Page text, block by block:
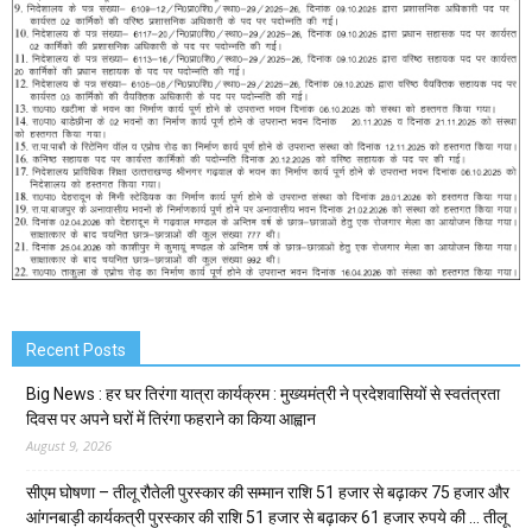
Recent Posts
Big News : हर घर तिरंगा यात्रा कार्यक्रम : मुख्यमंत्री ने प्रदेशवासियों से स्वतंत्रता
दिवस पर अपने घरों में तिरंगा फहराने का किया आह्वान
August 9, 2026
सीएम घोषणा – तीलू रौतेली पुरस्कार की सम्मान राशि 51 हजार से बढ़ाकर 75 हजार और
आंगनबाड़ी कार्यकत्री पुरस्कार की राशि 51 हजार से बढ़ाकर 61 हजार रुपये की … तीलू